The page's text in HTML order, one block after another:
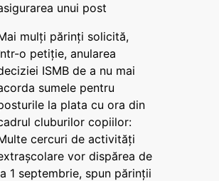
unui post
mulți părinți solicită,
o petiție, anularea
ISMB de a nu mai
sumele pentru
la plata cu ora din
cluburilor copiilor:
cercuri de activități
vor dispărea de
1 septembrie, spun părinții